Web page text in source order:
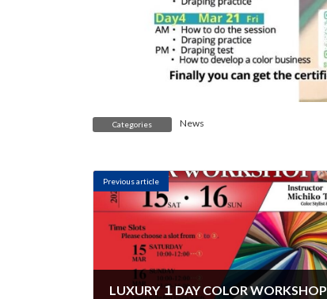
Categories News
Previous article
LUXURY １DAY COLOR WORKSHOP